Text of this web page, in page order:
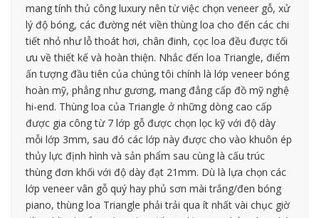
mang tính thủ công luxury nên từ việc chọn veneer gỗ, xử
lý độ bóng, các đường nét viền thùng loa cho đến các chi
tiết nhỏ như lỗ thoát hơi, chân đinh, cọc loa đều được tối
ưu về thiết kế và hoàn thiện. Nhắc đến loa Triangle, điểm
ấn tượng đầu tiên của chúng tôi chính là lớp veneer bóng
hoàn mỹ, phẳng như gương, mang đẳng cấp đồ mỹ nghệ
hi-end. Thùng loa của Triangle ở những dòng cao cấp
được gia công từ 7 lớp gỗ được chọn lọc kỹ với độ dày
mỗi lớp 3mm, sau đó các lớp này được cho vào khuôn ép
thủy lực định hình và sản phẩm sau cùng là cấu trúc
thùng đơn khối với độ dày đạt 21mm. Dù là lựa chọn các
lớp veneer vân gỗ quý hay phủ sơn mài trắng/đen bóng
piano, thùng loa Triangle phải trải qua ít nhất vài chục giờ